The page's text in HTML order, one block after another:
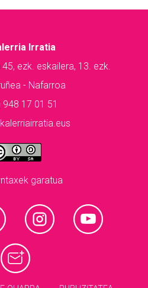
Irratia
ezk. eskailera, 13. ezk.
- Nafarroa
948 17 01 51
garatua